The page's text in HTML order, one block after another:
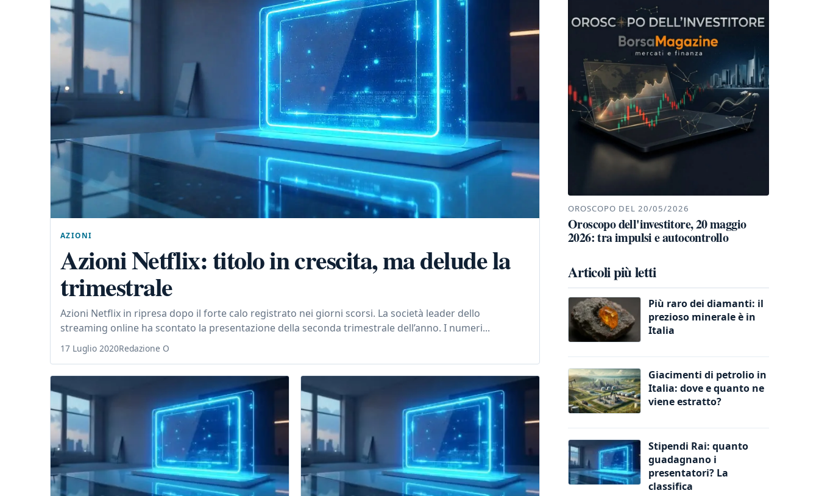
AZIONI
Azioni Netflix: titolo in crescita, ma delude la
trimestrale
Azioni Netflix in ripresa dopo il forte calo registrato nei giorni scorsi. La società leader dello
streaming online ha scontato la presentazione della seconda trimestrale dell’anno. I numeri...
17 Luglio 2020Redazione O
OROSCOPO DEL 20/05/2026
Oroscopo dell'investitore, 20 maggio
2026: tra impulsi e autocontrollo
Articoli più letti
Più raro dei diamanti: il
prezioso minerale è in
Italia
Giacimenti di petrolio in
Italia: dove e quanto ne
viene estratto?
Stipendi Rai: quanto
guadagnano i
presentatori? La
classifica